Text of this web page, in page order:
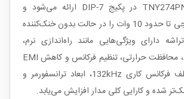
فراهم می‌سازد. TNY274PN در پکیج DIP-7 ارائه می‌شود و
می‌تواند توان خروجی تا حدود 10 وات را در حالت بدون خنک‌کننده
دارای ویژگی‌هایی مانند راه‌اندازی نرم،
محدودکننده جریان، محافظت حرارتی، تنظیم فرکانس و کاهش EMI
داخلی است. به‌لطف فرکانس کاری 132kHz، ابعاد ترانسفورمر و